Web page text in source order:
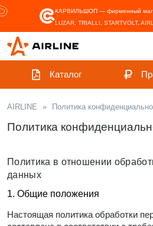
КАРВИЛЬШОП — фирменный
LUZAR, TRIALLI, STARTVOLT,
Каталог
AIRLINE » Политика
Политика
Политика в отношении
данных
1. Общие положения
Настоящая политика обработки